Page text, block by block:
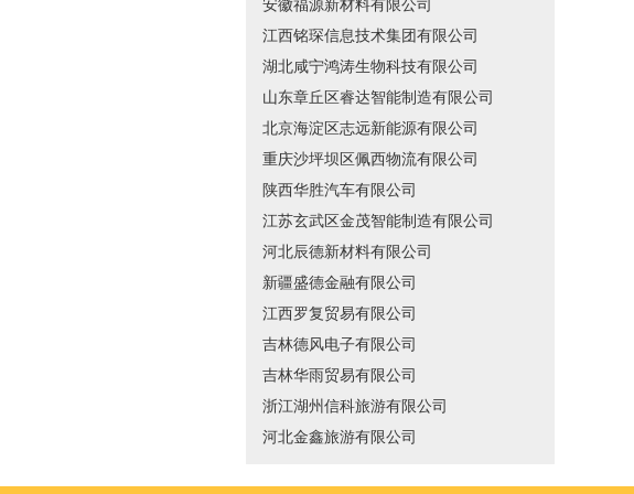
安徽福源新材料有限公司
江西铭琛信息技术集团有限公司
湖北咸宁鸿涛生物科技有限公司
山东章丘区睿达智能制造有限公司
北京海淀区志远新能源有限公司
重庆沙坪坝区佩西物流有限公司
陕西华胜汽车有限公司
江苏玄武区金茂智能制造有限公司
河北辰德新材料有限公司
新疆盛德金融有限公司
江西罗复贸易有限公司
吉林德风电子有限公司
吉林华雨贸易有限公司
浙江湖州信科旅游有限公司
河北金鑫旅游有限公司